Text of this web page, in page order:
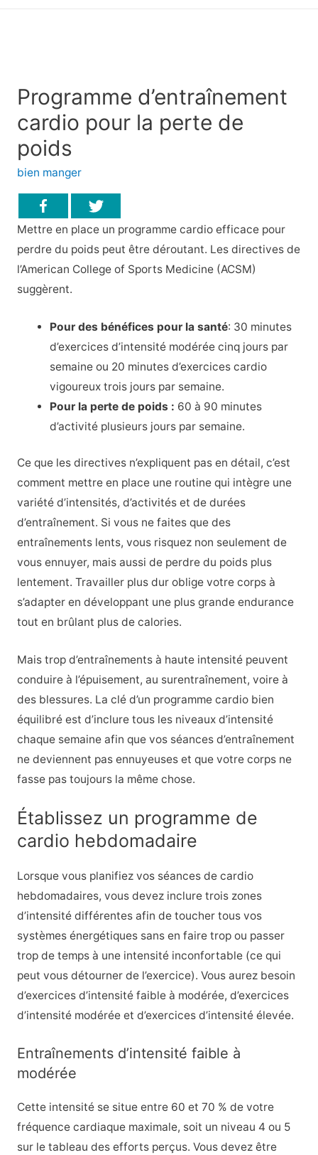
Programme d’entraînement
cardio pour la perte de
poids
bien manger
Mettre en place un programme cardio efficace pour
perdre du poids peut être déroutant. Les directives de
l’American College of Sports Medicine (ACSM)
suggèrent.
Pour des bénéfices pour la santé: 30 minutes
d’exercices d’intensité modérée cinq jours par
semaine ou 20 minutes d’exercices cardio
vigoureux trois jours par semaine.
Pour la perte de poids : 60 à 90 minutes
d’activité plusieurs jours par semaine.
Ce que les directives n’expliquent pas en détail, c’est
comment mettre en place une routine qui intègre une
variété d’intensités, d’activités et de durées
d’entraînement. Si vous ne faites que des
entraînements lents, vous risquez non seulement de
vous ennuyer, mais aussi de perdre du poids plus
lentement. Travailler plus dur oblige votre corps à
s’adapter en développant une plus grande endurance
tout en brûlant plus de calories.
Mais trop d’entraînements à haute intensité peuvent
conduire à l’épuisement, au surentraînement, voire à
des blessures. La clé d’un programme cardio bien
équilibré est d’inclure tous les niveaux d’intensité
chaque semaine afin que vos séances d’entraînement
ne deviennent pas ennuyeuses et que votre corps ne
fasse pas toujours la même chose.
Établissez un programme de
cardio hebdomadaire
Lorsque vous planifiez vos séances de cardio
hebdomadaires, vous devez inclure trois zones
d’intensité différentes afin de toucher tous vos
systèmes énergétiques sans en faire trop ou passer
trop de temps à une intensité inconfortable (ce qui
peut vous détourner de l’exercice). Vous aurez besoin
d’exercices d’intensité faible à modérée, d’exercices
d’intensité modérée et d’exercices d’intensité élevée.
Entraînements d’intensité faible à
modérée
Cette intensité se situe entre 60 et 70 % de votre
fréquence cardiaque maximale, soit un niveau 4 ou 5
sur le tableau des efforts perçus. Vous devez être